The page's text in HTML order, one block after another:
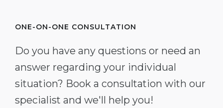
ONE-ON-ONE CONSULTATION
Do you have any questions or need an
answer regarding your individual
situation? Book a consultation with our
specialist and we'll help you!